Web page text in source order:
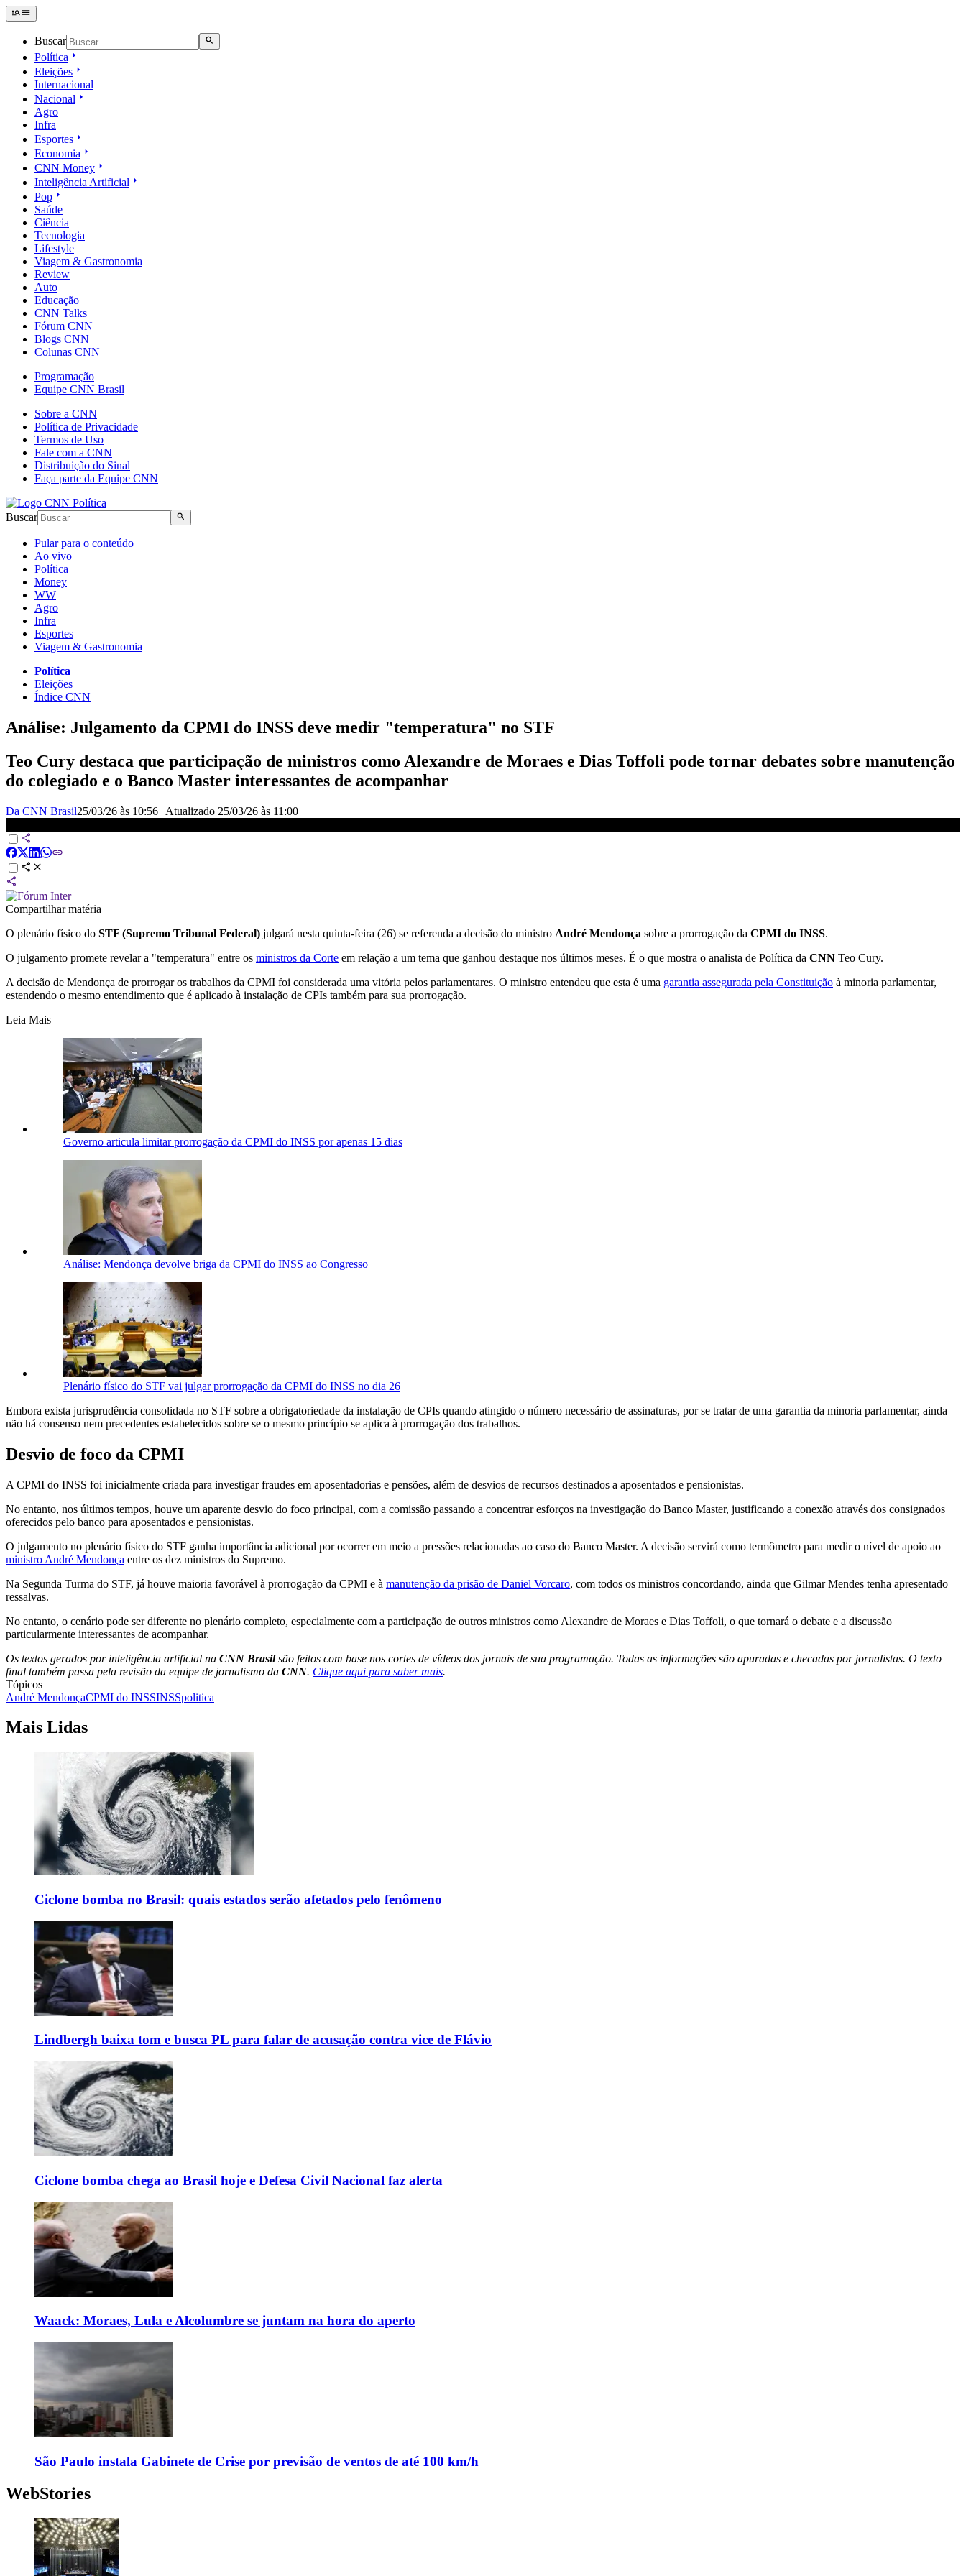
Buscar
Política
Eleições
Internacional
Nacional
Agro
Infra
Esportes
Economia
CNN Money
Inteligência Artificial
Pop
Saúde
Ciência
Tecnologia
Lifestyle
Viagem & Gastronomia
Review
Auto
Educação
CNN Talks
Fórum CNN
Blogs CNN
Colunas CNN
Programação
Equipe CNN Brasil
Sobre a CNN
Política de Privacidade
Termos de Uso
Fale com a CNN
Distribuição do Sinal
Faça parte da Equipe CNN
Buscar
Pular para o conteúdo
Ao vivo
Política
Money
WW
Agro
Infra
Esportes
Viagem & Gastronomia
Política
Eleições
Índice CNN
Análise: Julgamento da CPMI do INSS deve medir "temperatura" no STF
Teo Cury destaca que participação de ministros como Alexandre de Moraes e Dias Toffoli pode tornar debates sobre manutenção
do colegiado e o Banco Master interessantes de acompanhar
Da CNN Brasil25/03/26 às 10:56 | Atualizado 25/03/26 às 11:00
Compartilhar matéria
O plenário físico do STF (Supremo Tribunal Federal) julgará nesta quinta-feira (26) se referenda a decisão do ministro André Mendonça sobre a prorrogação da CPMI do INSS.
O julgamento promete revelar a "temperatura" entre os ministros da Corte em relação a um tema que ganhou destaque nos últimos meses. É o que mostra o analista de Política da CNN Teo Cury.
A decisão de Mendonça de prorrogar os trabalhos da CPMI foi considerada uma vitória pelos parlamentares. O ministro entendeu que esta é uma garantia assegurada pela Constituição à minoria parlamentar,
estendendo o mesmo entendimento que é aplicado à instalação de CPIs também para sua prorrogação.
Leia Mais
Governo articula limitar prorrogação da CPMI do INSS por apenas 15 dias
Análise: Mendonça devolve briga da CPMI do INSS ao Congresso
Plenário físico do STF vai julgar prorrogação da CPMI do INSS no dia 26
Embora exista jurisprudência consolidada no STF sobre a obrigatoriedade da instalação de CPIs quando atingido o número necessário de assinaturas, por se tratar de uma garantia da minoria parlamentar, ainda
não há consenso nem precedentes estabelecidos sobre se o mesmo princípio se aplica à prorrogação dos trabalhos.
Desvio de foco da CPMI
A CPMI do INSS foi inicialmente criada para investigar fraudes em aposentadorias e pensões, além de desvios de recursos destinados a aposentados e pensionistas.
No entanto, nos últimos tempos, houve um aparente desvio do foco principal, com a comissão passando a concentrar esforços na investigação do Banco Master, justificando a conexão através dos consignados
oferecidos pelo banco para aposentados e pensionistas.
O julgamento no plenário físico do STF ganha importância adicional por ocorrer em meio a pressões relacionadas ao caso do Banco Master. A decisão servirá como termômetro para medir o nível de apoio ao
ministro André Mendonça entre os dez ministros do Supremo.
Na Segunda Turma do STF, já houve maioria favorável à prorrogação da CPMI e à manutenção da prisão de Daniel Vorcaro, com todos os ministros concordando, ainda que Gilmar Mendes tenha apresentado
ressalvas.
No entanto, o cenário pode ser diferente no plenário completo, especialmente com a participação de outros ministros como Alexandre de Moraes e Dias Toffoli, o que tornará o debate e a discussão
particularmente interessantes de acompanhar.
Os textos gerados por inteligência artificial na CNN Brasilsão feitos com base nos cortes de vídeos dos jornais de sua programação. Todas as informações são apuradas e checadas por jornalistas. O texto
final também passa pela revisão da equipe de jornalismo da CNN. Clique aqui para saber mais.
Tópicos
André MendonçaCPMI do INSSINSSpolitica
Mais Lidas
Ciclone bomba no Brasil: quais estados serão afetados pelo fenômeno
Lindbergh baixa tom e busca PL para falar de acusação contra vice de Flávio
Ciclone bomba chega ao Brasil hoje e Defesa Civil Nacional faz alerta
Waack: Moraes, Lula e Alcolumbre se juntam na hora do aperto
São Paulo instala Gabinete de Crise por previsão de ventos de até 100 km/h
WebStories